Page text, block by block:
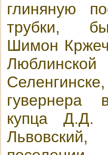
глиняную
трубки,
Шимон
гувернера
купца Д.Д.